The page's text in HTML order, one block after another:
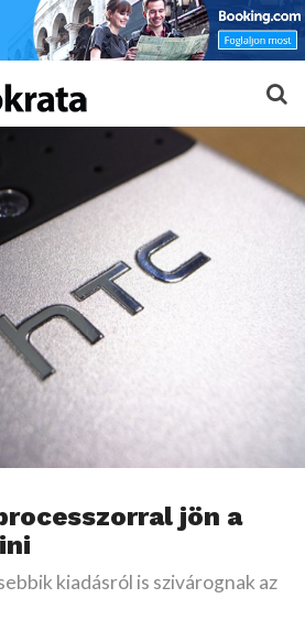
jön a
kiadásról is szivárognak az